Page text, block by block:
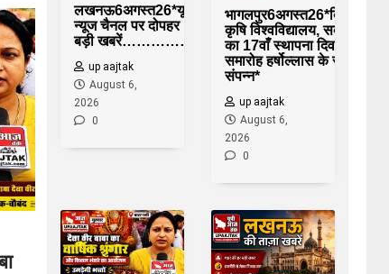
लखनऊ6अगस्त26*यूपीआजतक
न्यूज चैनल पर दोपहर 1 बजे की
बड़ी खबरें……………….*
up aajtak
August 6,
2026
0
भागलपुर6अगस्त26*बिहार
कृषि विश्वविद्यालय, सबौर
का 17वाँ स्थापना दिवस
समारोह हर्षोल्लास के साथ
संपन्न*
up aajtak
August 6,
2026
0